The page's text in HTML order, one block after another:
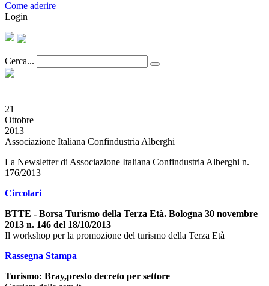
Come aderire
Login
Cerca...
21
Ottobre
2013
Associazione Italiana Confindustria Alberghi
La Newsletter di Associazione Italiana Confindustria Alberghi n.
176/2013
Circolari
BTTE - Borsa Turismo della Terza Età. Bologna 30 novembre
2013 n. 146 del 18/10/2013
Il workshop per la promozione del turismo della Terza Età
Rassegna Stampa
Turismo: Bray,presto decreto per settore